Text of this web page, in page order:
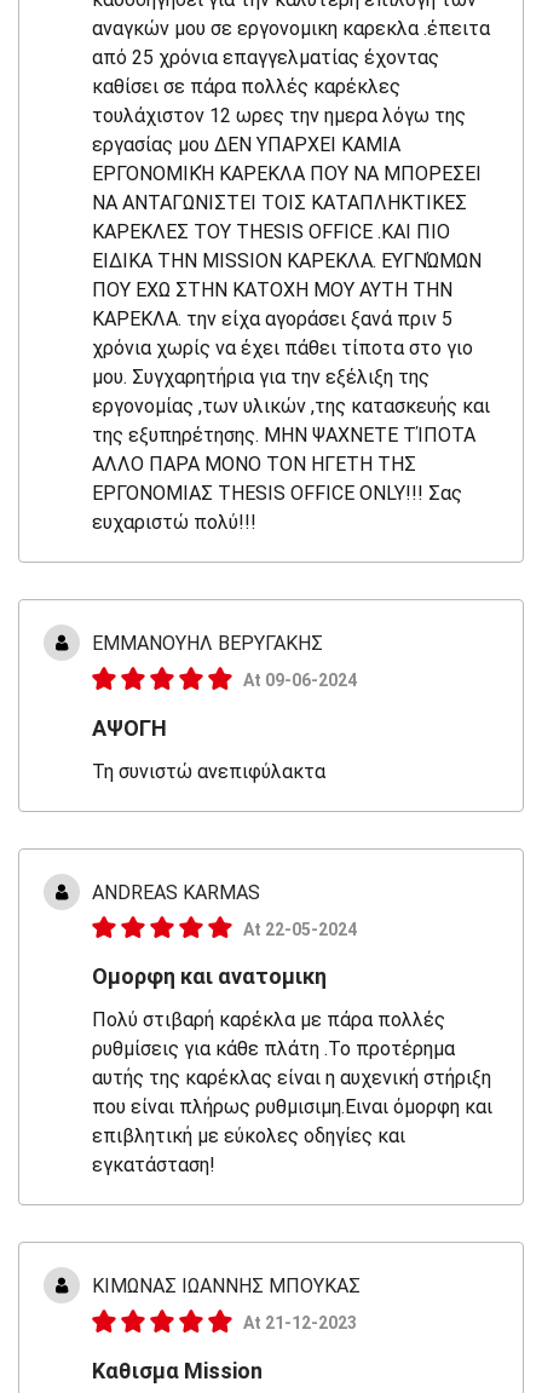
αναγκών μου σε εργονομικη καρεκλα .έπειτα
από 25 χρόνια επαγγελματίας έχοντας
καθίσει σε πάρα πολλές καρέκλες
τουλάχιστον 12 ωρες την ημερα λόγω της
εργασίας μου ΔΕΝ ΥΠΑΡΧΕΙ ΚΑΜΙΑ
ΕΡΓΟΝΟΜΙΚΉ ΚΑΡΕΚΛΑ ΠΟΥ ΝΑ ΜΠΟΡΕΣΕΙ
ΝΑ ΑΝΤΑΓΩΝΙΣΤΕΙ ΤΟΙΣ ΚΑΤΑΠΛΗΚΤΙΚΕΣ
ΚΑΡΕΚΛΕΣ ΤΟΥ THESIS OFFICE .ΚΑΙ ΠΙΟ
ΕΙΔΙΚΑ ΤΗΝ MISSION ΚΑΡΕΚΛΑ. ΕΥΓΝΏΜΩΝ
ΠΟΥ ΕΧΩ ΣΤΗΝ ΚΑΤΟΧΗ ΜΟΥ ΑΥΤΗ ΤΗΝ
ΚΑΡΕΚΛΑ. την είχα αγοράσει ξανά πριν 5
χρόνια χωρίς να έχει πάθει τίποτα στο γιο
μου. Συγχαρητήρια για την εξέλιξη της
εργονομίας ,των υλικών ,της κατασκευής και
της εξυπηρέτησης. ΜΗΝ ΨΑΧΝΕΤΕ ΤΊΠΟΤΑ
ΑΛΛΟ ΠΑΡΑ ΜΟΝΟ ΤΟΝ ΗΓΕΤΗ ΤΗΣ
ΕΡΓΟΝΟΜΙΑΣ THESIS OFFICE ONLY!!! Σας
ευχαριστώ πολύ!!!
ΕΜΜΑΝΟΥΗΛ ΒΕΡΥΓΑΚΗΣ
At 09-06-2024
ΑΨΟΓΗ
Τη συνιστώ ανεπιφύλακτα
ANDREAS KARMAS
At 22-05-2024
Ομορφη και ανατομικη
Πολύ στιβαρή καρέκλα με πάρα πολλές
ρυθμίσεις για κάθε πλάτη .Το προτέρημα
αυτής της καρέκλας είναι η αυχενική στήριξη
που είναι πλήρως ρυθμισιμη.Ειναι όμορφη και
επιβλητική με εύκολες οδηγίες και
εγκατάσταση!
ΚΙΜΩΝΑΣ ΙΩΑΝΝΗΣ ΜΠΟΥΚΑΣ
At 21-12-2023
Καθισμα Mission